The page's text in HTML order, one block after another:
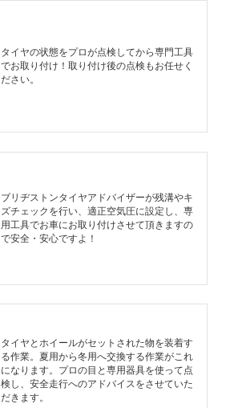
タイヤの状態をプロが点検してから専門工具
でお取り付け！取り付け後の点検もお任せく
ださい。
ブリヂストンタイヤアドバイザーが残溝やキ
ズチェックを行い、適正空気圧に設定し、専
用工具でお車にお取り付けさせて頂きますの
で安全・安心ですよ！
タイヤとホイールがセットされた物を装着す
る作業。夏用から冬用へ交換する作業がこれ
になります。プロの目と専用器具を使って点
検し、安全走行へのアドバイスをさせていた
だきます。